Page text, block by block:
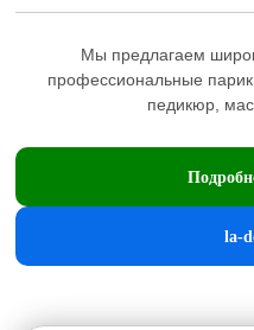
Мы предлагаем
профессиональные
педикюр,
la-